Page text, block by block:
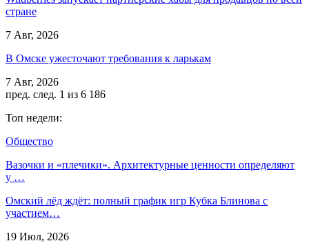
стране
7 Авг, 2026
В Омске ужесточают требования к ларькам
7 Авг, 2026
пред. след. 1 из 6 186
Топ недели:
Общество
Вазочки и «плечики». Архитектурные ценности определяют
у …
Омский лёд ждёт: полный график игр Кубка Блинова с
участием…
19 Июл, 2026